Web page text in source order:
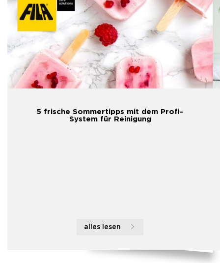
5 frische Sommertipps mit dem Profi-
System für Reinigung
alles lesen